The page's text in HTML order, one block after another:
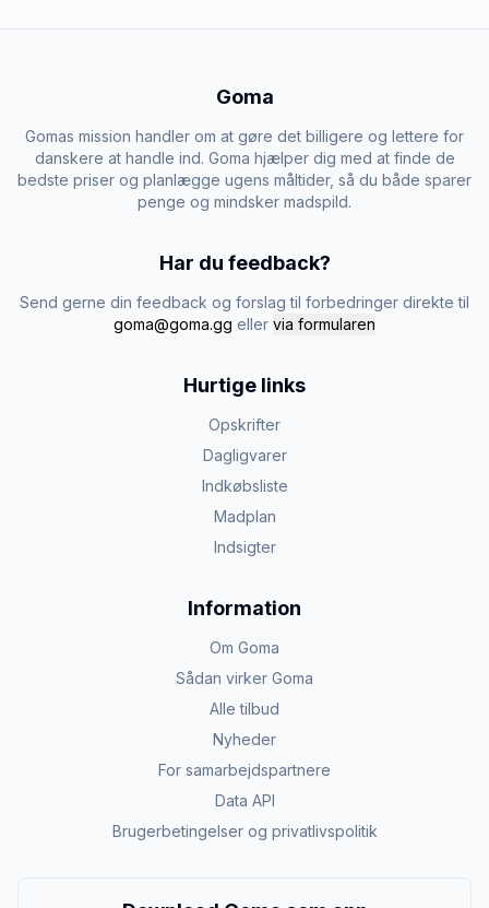
Goma
Gomas mission handler om at gøre det billigere og lettere for
danskere at handle ind. Goma hjælper dig med at finde de
bedste priser og planlægge ugens måltider, så du både sparer
penge og mindsker madspild.
Har du feedback?
Send gerne din feedback og forslag til forbedringer direkte til
goma@goma.gg eller via formularen
Hurtige links
Opskrifter
Dagligvarer
Indkøbsliste
Madplan
Indsigter
Information
Om Goma
Sådan virker Goma
Alle tilbud
Nyheder
For samarbejdspartnere
Data API
Brugerbetingelser og privatlivspolitik